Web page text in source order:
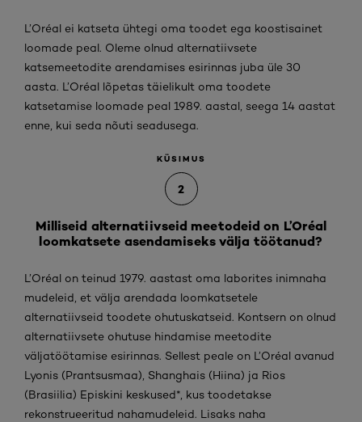
L’Oréal ei katseta ühtegi oma toodet ega koostisainet
loomade peal. Oleme olnud alternatiivsete
katsemeetodite arendamises esirinnas juba üle 30
aasta. L’Oréal lõpetas täielikult oma toodete
katsetamise loomade peal 1989. aastal, seega 14 aastat
enne, kui seda nõuti seadusega.
KÜSIMUS
2
Milliseid alternatiivseid meetodeid on L’Oréal
loomkatsete asendamiseks välja töötanud?
L’Oréal on teinud 1979. aastast oma laborites inimnaha
mudeleid, et välja arendada loomkatsetele
alternatiivseid toodete ohutuskatseid. Kontsern on olnud
alternatiivsete ohutuse hindamise meetodite
väljatöötamise esirinnas. Sellest peale on L’Oréal avanud
Lyonis (Prantsusmaa), Shanghais (Hiina) ja Rios
(Brasiilia) Episkini keskused*, kus toodetakse
rekonstrueeritud nahamudeleid. Lisaks naha